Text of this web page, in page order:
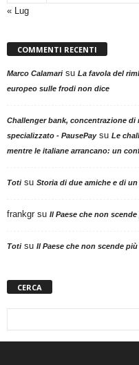
« Lug
COMMENTI RECENTI
Marco Calamarisu La favola del
europeo sulle frodi non dice
Challenger bank, concentrazione
specializzato - PausePaysu Le
mentre le italiane arrancano: un
Totisu Storia di due amiche e di
frankgr su Il Paese che non
Totisu Il Paese che non scende
CERCA